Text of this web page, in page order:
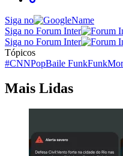
Siga no
Siga no Forum Inter
Siga no Forum Inter
Tópicos
#CNNPopBaile FunkFunk
Mais Lidas